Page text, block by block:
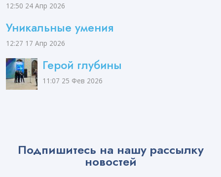
12:50 24 Апр 2026
Уникальные умения
12:27 17 Апр 2026
Герой глубины
11:07 25 Фев 2026
Подпишитесь на нашу рассылку
новостей